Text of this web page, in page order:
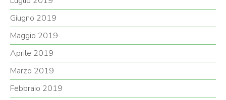
Giugno 2019
Maggio 2019
Aprile 2019
Marzo 2019
Febbraio 2019